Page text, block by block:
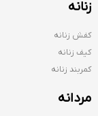
زنانه
کفش زنانه
کیف زنانه
کمربند زنانه
مردانه